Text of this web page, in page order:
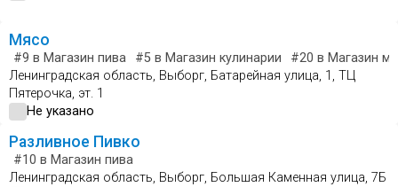
Мясо
#9 в Магазин пива #5 в Магазин кулинарии #20 в Магазин
Ленинградская область, Выборг, Батарейная улица, 1, ТЦ
Пятерочка, эт. 1
Не указано
Разливное Пивко
#10 в Магазин пива
Ленинградская область, Выборг, Большая Каменная улица, 7Б